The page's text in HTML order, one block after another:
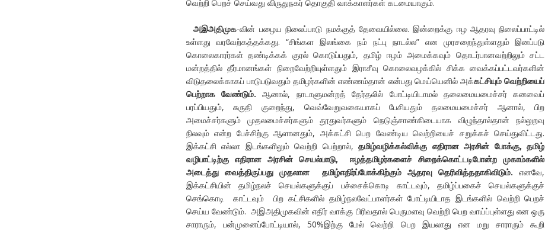
வெற்றி பெறச் செய்வது விருதுநகர் தொகுதி வாக்காளர்கள் கடமையாகும்.
அஇஅதிமுக-வின் பழைய நிலைப்பாடு நமக்குத் தேவையில்லை. இன்றைக்கு ஈழ ஆதரவு நிலைப்பாட்டில்
உள்ளது வரவேற்கத்தக்கது. “சிங்கள இலங்கை நம் நட்பு நாடல்ல” என முரசறைந்துள்ளதும் இனப்படு
கொலைகாரர்கள் தண்டிக்கக் குரல் கொடுப்பதும், தமிழ் ஈழம் அமைக்கவும் தொடர்பானவற்றிலும் சட்ட
மன்றத்தில் தீர்மானங்கள் நிறைவேற்றியுள்ளதும் இராசீவு கொலைவழக்கில் சிக்க வைக்கப்பட்டவர்களின்
விடுதலைக்காகப் பாடுபடுவதும் தமிழர்களின் எண்ணம்தான் என்பது மெய்யெனில் அக்கட்சியும் வெற்றியைப்
பெற்றாக வேண்டும். ஆனால், நாடாளுமன்றத் தேர்தலில் போட்டியிடாமல் தலைமையமைச்சர் கனவைப்
பரப்பியதும், சுருதி குறைந்து, வெவ்வேறுவகையாகப் பேசியதும் தலமையமைச்சர் ஆனால், பிற
அமைச்சர்களும் முதலமைச்சர்களும் தூதுவர்களும் நெடுஞ்சாண்கிடையாக விழுந்தால்தான் நல்லுறவு
நிலவும் என்ற பேச்சிற்கு ஆளானதும், அக்கட்சி பெற வேண்டிய வெற்றியைச் சறுக்கச் செய்துவிட்டது.
இக்கட்சி எல்லா இடங்களிலும் வெற்றி பெற்றால்,தமிழ்வழிக்கல்விக்கு எதிரான அரசின் போக்கு,தமிழ்
வழிபாட்டிற்கு எதிரான அரசின் செயல்பாடு,ஈழத்தமிழர்களைச் சிறைக்கொட்டடிபோன்ற முகாம்களில்
அடைத்து வைத்திருப்பது முதலான தமிழ்எதிர்ப்போக்கிற்கும் ஆதரவு தெரிவித்ததாகிவிடும். எனவே,
இக்கட்சியின் தமிழ்நலச் செயல்களுக்குப் பச்சைக்கொடி காட்டவும், தமிழ்ப்பகைச் செயல்களுக்குச்
செங்கொடி காட்டவும் பிற கட்சிகளில் தமிழ்நலவேட்பாளர்கள் போட்டியிடாத இடங்களில் வெற்றி பெறச்
செய்ய வேண்டும். அஇஅதிமுகவின் எதிர் வாக்கு பிரிவதால் பெருமளவு வெற்றி பெற வாய்ப்புள்ளது என ஒரு
சாராரும், பன்முனைப்போட்டியால், 50%இற்கு மேல் வெற்றி பெற இயலாது என மறு சாராரும் கூறி